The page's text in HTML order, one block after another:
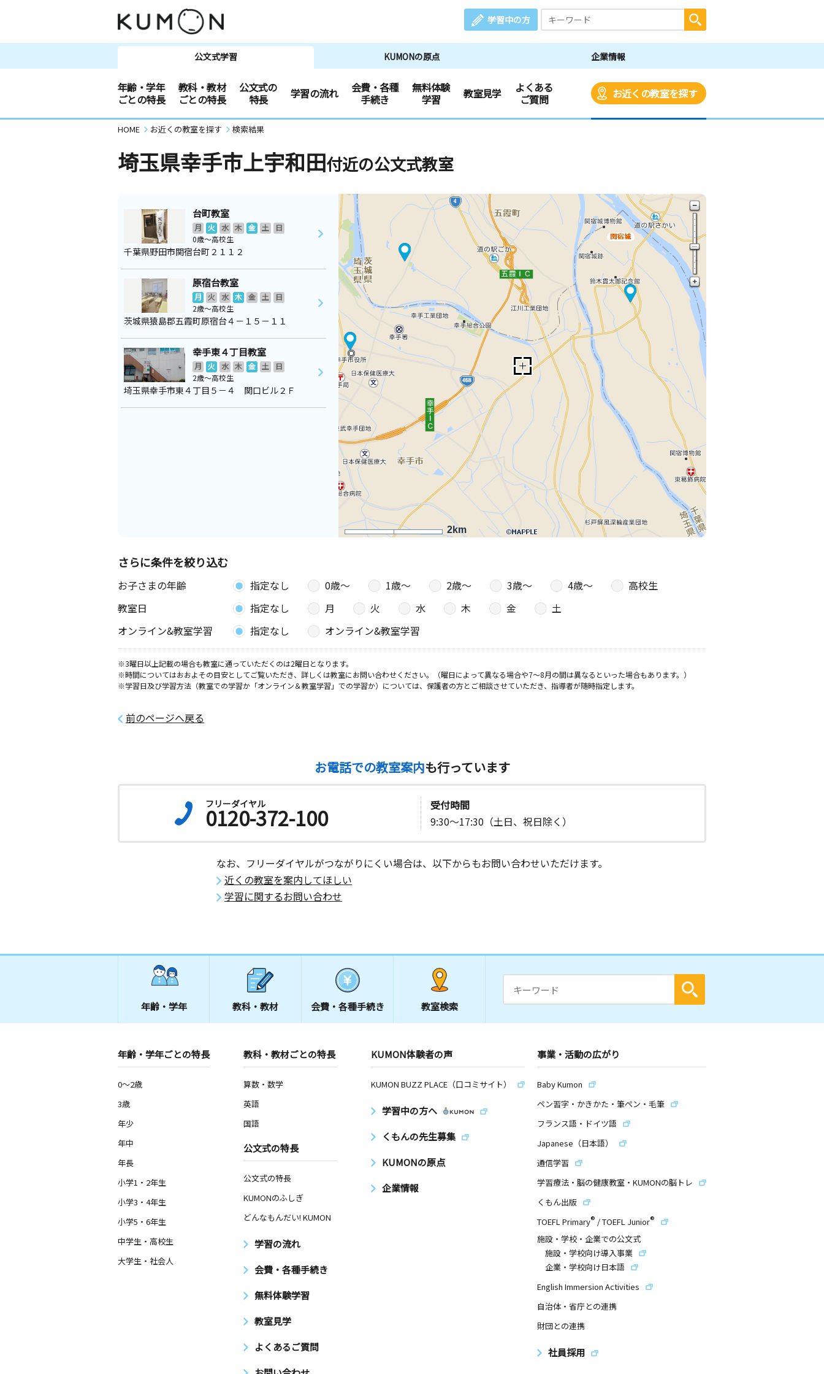
学習中の方
公文式学習 KUMONの原点 企業情報
年齢・学年
ごとの特長
教科・教材
ごとの特長
公文式の
特長
学習の流れ
会費・各種
手続き
無料体験
学習
教室見学
よくある
ご質問
お近くの教室を探す
HOME お近くの教室を探す 検索結果
埼玉県幸手市上宇和田付近の公文式教室
2km
台町教室
月 火 水 木 金 土
日
0歳～高校生
千葉県野田市関宿台町２１１２
原宿台教室
月 火 水 木 金 土
日
2歳～高校生
茨城県猿島郡五霞町原宿台４－１５－１１
幸手東４丁目教室
月 火 水 木 金 土
日
2歳～高校生
埼玉県幸手市東４丁目５－４ 関口ビル２Ｆ
さらに条件を絞り込む
お子さまの年齢 指定なし 0歳〜 1歳〜 2歳〜 3歳〜 4歳〜
高校生
教室日
指定なし 月 火 水 木 金
土
オンライン&教室学習
指定なし オンライン&教室学習
※3曜日以上記載の場合も教室に通っていただくのは2曜日となります。
※時間についてはおおよその目安としてご覧いただき、詳しくは教室にお問い合わせください。（曜日によって異なる場合や7～8月の間は異なるといった場合もあります。）
※学習日及び学習方法（教室での学習か「オンライン＆教室学習」での学習か）については、保護者の方とご相談させていただき、指導者が随時指定します。
前のページへ戻る
お電話での教室案内も行っています
フリーダイヤル
0120-372-100
受付時間
9:30～17:30（土日、祝日除く）
なお、フリーダイヤルがつながりにくい場合は、以下からもお問い合わせいただけます。
近くの教室を案内してほしい
学習に関するお問い合わせ
年齢・学年 教科・教材 会費・ 各種手続き 教室検索
年齢・学年ごとの特長
0～2歳
3歳
年少
年中
年長
小学1・2年生
小学3・4年生
小学5・6年生
中学生・高校生
大学生・社会人
教科・教材ごとの特長
算数・数学
英語
国語
公文式の特長
公文式の特長
KUMONのふしぎ
どんなもんだい! KUMON
学習の流れ
会費・各種手続き
無料体験学習
教室見学
よくあるご質問
KUMON体験者の声
KUMON BUZZ PLACE（口コミサイト）
学習中の方へ
くもんの先生募集
KUMONの原点
企業情報
事業・活動の広がり
Baby Kumon
ペン習字・かきかた・筆ペン・毛筆
フランス語・ドイツ語
Japanese（日本語）
通信学習
学習療法・脳の健康教室・KUMONの脳トレ
くもん出版
TOEFL Primary® /TOEFL Junior®
施設・学校・企業での公文式
施設・学校向け導入事業
企業・学校向け日本語
English Immersion Activities
自治体・省庁との連携
財団との連携
社員採用